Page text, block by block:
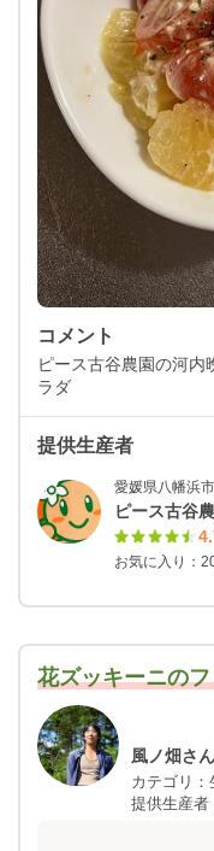
コメント
ピース古谷農園の河内
ラダ
提供生産者
愛媛県八幡浜市
ピース古谷
お気に入り：
花ズッキーニの
風ノ畑さ
カテゴリ：
提供生産者